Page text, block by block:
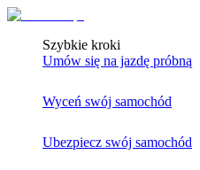
Szybkie kroki
Umów się na jazdę próbną
Wyceń swój samochód
Ubezpiecz swój samochód